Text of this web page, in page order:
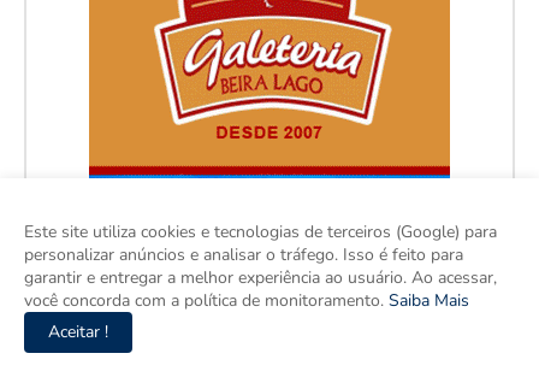
Este site utiliza cookies e tecnologias de terceiros (Google) para
personalizar anúncios e analisar o tráfego. Isso é feito para
garantir e entregar a melhor experiência ao usuário. Ao acessar,
você concorda com a política de monitoramento. Saiba Mais
Aceitar !